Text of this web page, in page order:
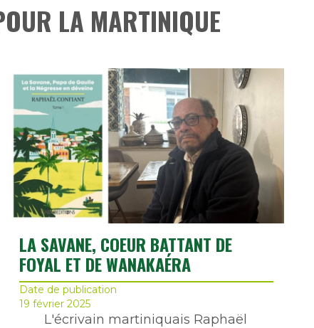
LA MARTINIQUE
LA SAVANE, COEUR BATTANT DE
FOYAL ET DE WANAKAÉRA
Date de publication
19 février 2025
L'écrivain martiniquais Raphaël